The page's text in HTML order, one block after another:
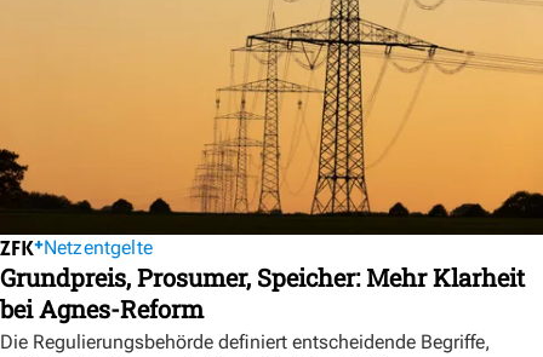
Netzentgelte
Grundpreis, Prosumer, Speicher: Mehr Klarheit
bei Agnes-Reform
Die Regulierungsbehörde definiert entscheidende Begriffe,